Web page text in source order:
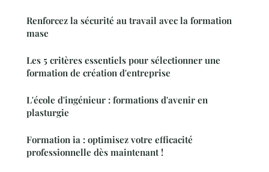
Renforcez la sécurité au travail avec la formation
mase
Les 5 critères essentiels pour sélectionner une
formation de création d'entreprise
L'école d'ingénieur : formations d'avenir en
plasturgie
Formation ia : optimisez votre efficacité
professionnelle dès maintenant !